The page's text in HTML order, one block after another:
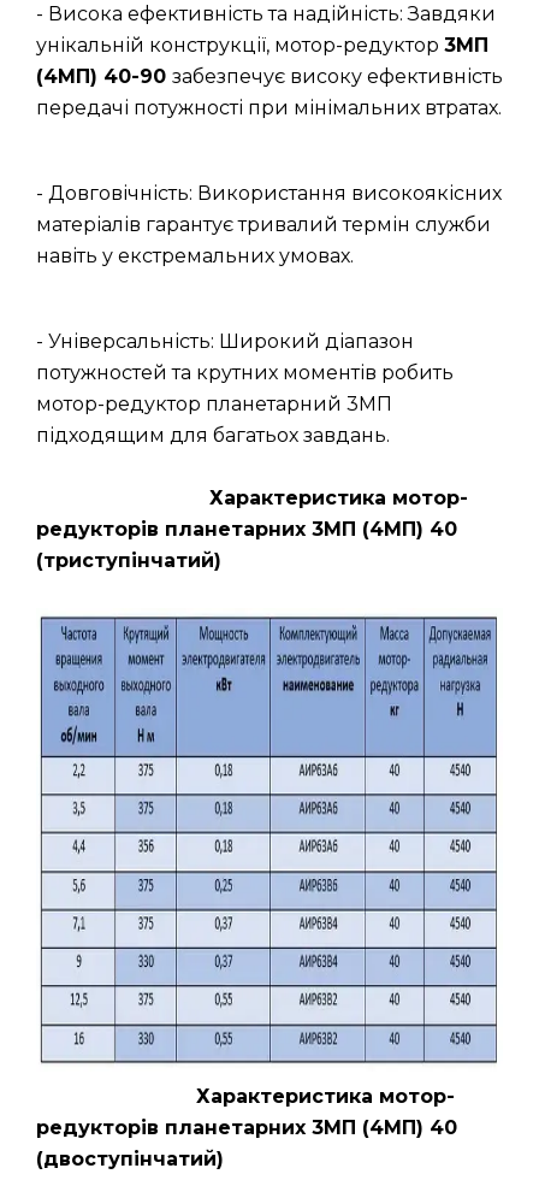
- Висока ефективність та надійність: Завдяки
унікальній конструкції, мотор-редуктор 3МП
(4МП) 40-90 забезпечує високу ефективність
передачі потужності при мінімальних втратах.
- Довговічність: Використання високоякісних
матеріалів гарантує тривалий термін служби
навіть у екстремальних умовах.
- Універсальність: Широкий діапазон
потужностей та крутних моментів робить
мотор-редуктор планетарний 3МП
підходящим для багатьох завдань.
Характеристика мотор-
редукторів планетарних 3МП (4МП) 40
(триступінчатий)
Характеристика мотор-
редукторів планетарних 3МП (4МП) 40
(двоступінчатий)